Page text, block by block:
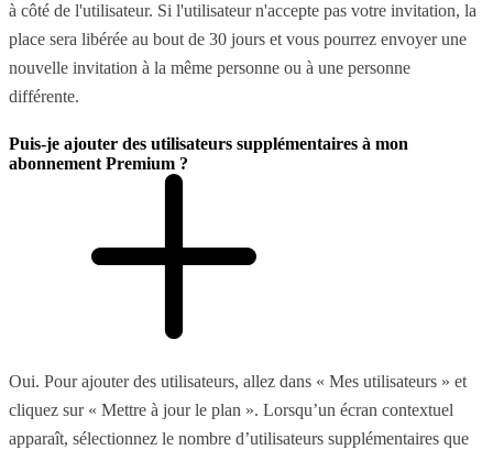
à côté de l'utilisateur. Si l'utilisateur n'accepte pas votre invitation, la
place sera libérée au bout de 30 jours et vous pourrez envoyer une
nouvelle invitation à la même personne ou à une personne
différente.
Puis-je ajouter des utilisateurs supplémentaires à mon
abonnement Premium ?
Oui. Pour ajouter des utilisateurs, allez dans « Mes utilisateurs » et
cliquez sur « Mettre à jour le plan ». Lorsqu’un écran contextuel
apparaît, sélectionnez le nombre d’utilisateurs supplémentaires que